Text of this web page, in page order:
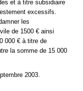
et à titre subsidiaire
excessifs.
les
de 1500 € ainsi
000 € à titre de
la somme de 15 000
2003.